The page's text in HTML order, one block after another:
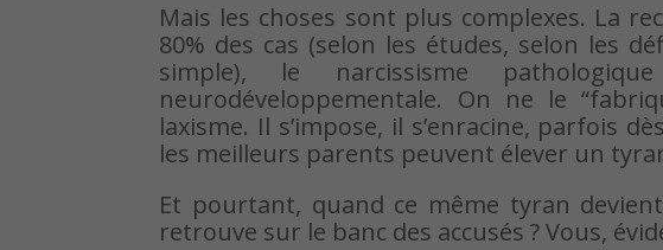
Mais les choses sont plus complexes. La
80% des cas (selon les études, selon les
simple), le narcissisme
neurodéveloppementale. On ne le
laxisme. Il s’impose, il s’enracine, parfois
les meilleurs parents peuvent élever un
Et pourtant, quand ce même tyran
retrouve sur le banc des accusés ? Vous,